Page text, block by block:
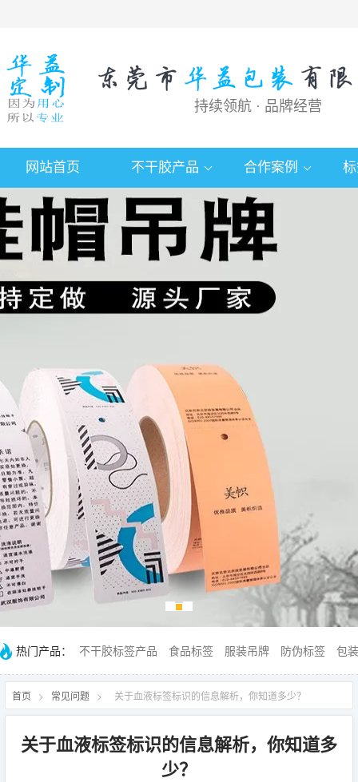
持续领航 · 品牌经营
网站首页 不干胶产品 合作案例
热门产品： 不干胶标签产品 食品标签 服装吊牌 防伪标签 包
首页 > 常见问题 > 关于血液标签标识的信息解析，你知道多少？
关于血液标签标识的信息解析，你知道多
少？